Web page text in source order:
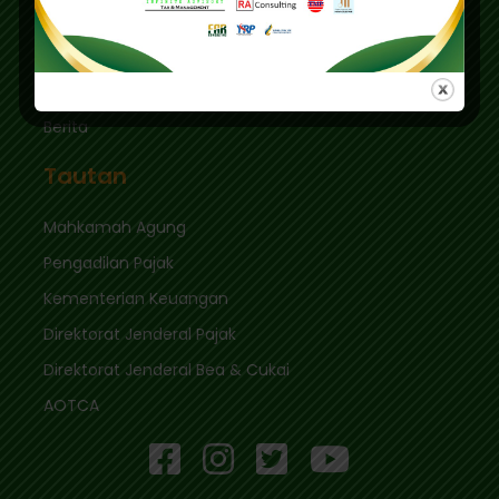
Tautan Cepat
Berita
Tautan
Mahkamah Agung
Pengadilan Pajak
Kementerian Keuangan
Direktorat Jenderal Pajak
Direktorat Jenderal Bea & Cukai
AOTCA